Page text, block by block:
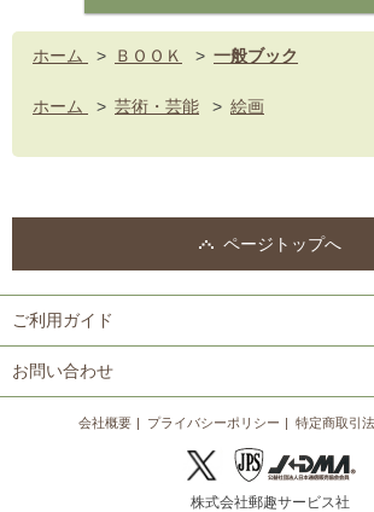
ホーム > ＢＯＯＫ > 一般ブック
ホーム > 芸術・芸能 > 絵画
ページトップへ
ご利用ガイド
お問い合わせ
会社概要 プライバシーポリシー 特定商取引
株式会社郵趣サービス社